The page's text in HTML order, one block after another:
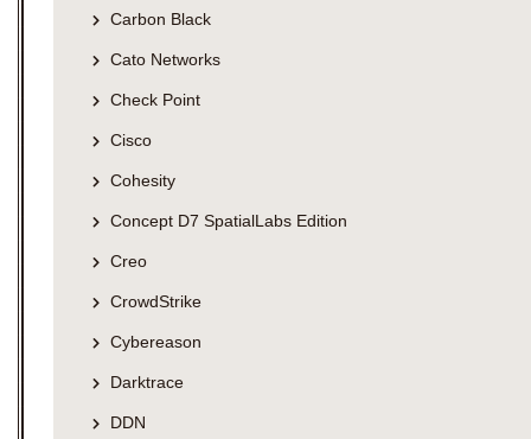
Carbon Black
Cato Networks
Check Point
Cisco
Cohesity
Concept D7 SpatialLabs Edition
Creo
CrowdStrike
Cybereason
Darktrace
DDN